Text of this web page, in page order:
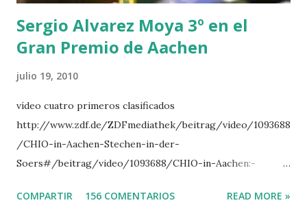
del Gran Premio en su vuelta de honor
Sergio Alvarez Moya 3º en el
Gran Premio de Aachen
julio 19, 2010
vídeo cuatro primeros clasificados
http://www.zdf.de/ZDFmediathek/beitrag/video/1093688
/CHIO-in-Aachen-Stechen-in-der-
Soers#/beitrag/video/1093688/CHIO-in-Aachen:-
COMPARTIR 156 COMENTARIOS READ MORE »